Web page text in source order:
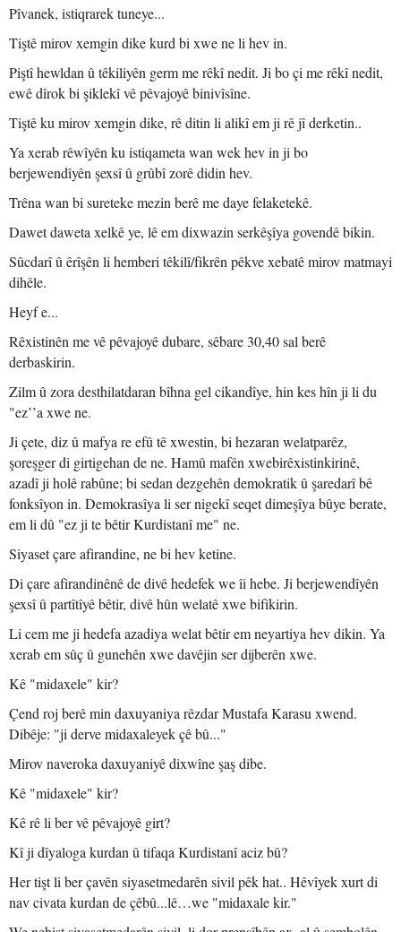
Pîvanek, istiqrarek tuneye...
Tiştê mirov xemgin dike kurd bi xwe ne li hev in.
Piştî hewldan û têkiliyên germ me rêkî nedit. Ji bo çi me rêkî nedit,
ewê dîrok bi şiklekî vê pêvajoyê binivîsîne.
Tiştê ku mirov xemgin dike, rê ditin li alikî em ji rê jî derketin..
Ya xerab rêwîyên ku istiqameta wan wek hev in ji bo
berjewendîyên şexsî û grûbî zorê didin hev.
Trêna wan bi sureteke mezin berê me daye felaketekê.
Dawet daweta xelkê ye, lê em dixwazin serkêşîya govendê bikin.
Sûcdarî û êrîşên li hemberi têkilî/fikrên pêkve xebatê mirov matmayi
dihêle.
Heyf e...
Rêxistinên me vê pêvajoyê dubare, sêbare 30,40 sal berê
derbaskirin.
Zilm û zora desthilatdaran bîhna gel cikandîye, hin kes hîn ji li du
"ez’’a xwe ne.
Ji çete, diz û mafya re efû tê xwestin, bi hezaran welatparêz,
şoreşger di girtigehan de ne. Hamû mafên xwebirêxistinkirinê,
azadî ji holê rabûne; bi sedan dezgehên demokratik û şaredarî bê
fonksîyon in. Demokrasîya li ser nigekî seqet dimeşîya bûye berate,
em li dû "ez ji te bêtir Kurdistanî me" ne.
Siyaset çare afirandine, ne bi hev ketine.
Di çare afirandinênê de divê hedefek we îi hebe. Ji berjewendîyên
şexsî û partîtîyê bêtir, divê hûn welatê xwe bifikirin.
Li cem me ji hedefa azadiya welat bêtir em neyartiya hev dikin. Ya
xerab em sûç û gunehên xwe davêjin ser dijberên xwe.
Kê "midaxele" kir?
Çend roj berê min daxuyaniya rêzdar Mustafa Karasu xwend.
Dibêje: "ji derve midaxaleyek çê bû..."
Mirov naveroka daxuyaniyê dixwîne şaş dibe.
Kê "midaxele" kir?
Kê rê li ber vê pêvajoyê girt?
Kî ji dîyaloga kurdan û tifaqa Kurdistanî aciz bû?
Her tişt li ber çavên siyasetmedarên sivil pêk hat.. Hêvîyek xurt di
nav civata kurdan de çêbû...lê…we "midaxale kir."